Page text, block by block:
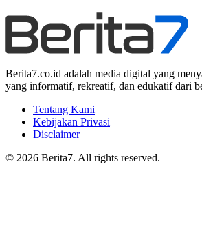
Berita7.co.id adalah media digital yang
yang informatif, rekreatif, dan edukatif dari
Tentang Kami
Kebijakan Privasi
Disclaimer
© 2026 Berita7. All rights reserved.